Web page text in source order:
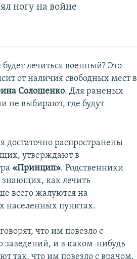
ногу на войне
лечиться военный? Это
от наличия свободных мест в
Солошенко. Для раненых
не выбирают, где будут
распространены
утверждают в
«Принцип». Родственники
знающих, как лечить
всего жалуются на
населенных пунктах.
что им повезло с
заведений, и в каком-нибудь
так, что им повезло с врачом.